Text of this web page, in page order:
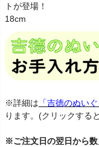
トが登場！
18cm
※詳細は 「吉徳のぬい
ります。(クリックする
※ご注文日の翌日から数